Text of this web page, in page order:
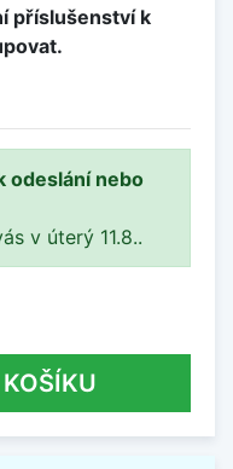
příslušenství k
odeslání nebo
v úterý 11.8..